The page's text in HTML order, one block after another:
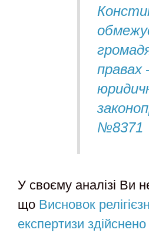
№8371
У своєму аналізі Ви
що Висновок
експертизи